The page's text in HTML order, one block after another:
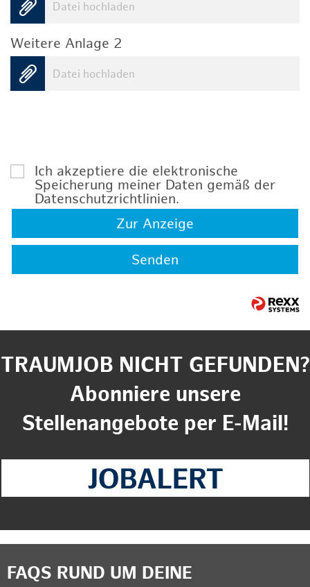
Datei hochladen
Weitere Anlage 2
Datei hochladen
Ich akzeptiere die elektronische
Speicherung meiner Daten gemäß der
Datenschutzrichtlinien.
Zur Anzeige
Senden
TRAUMJOB NICHT GEFUNDEN?
Abonniere unsere
Stellenangebote per E-Mail!
FAQS RUND UM DEINE